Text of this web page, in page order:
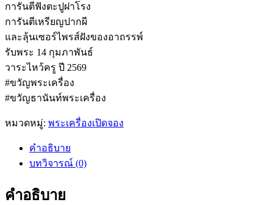
การันตีฟังตะปูฝาโรง
การันตีเหรียญปากผี
และลุ้นเซอร์ไพรส์ฝังของอาถรรพ์
รับพระ 14 กุมภาพันธ์
วาระไหว้ครู ปี 2569
#ขวัญพระเครื่อง
#ขวัญธานันท์พระเครื่อง
หมวดหมู่: พระเครื่องเปิดจอง
คำอธิบาย
บทวิจารณ์ (0)
คำอธิบาย